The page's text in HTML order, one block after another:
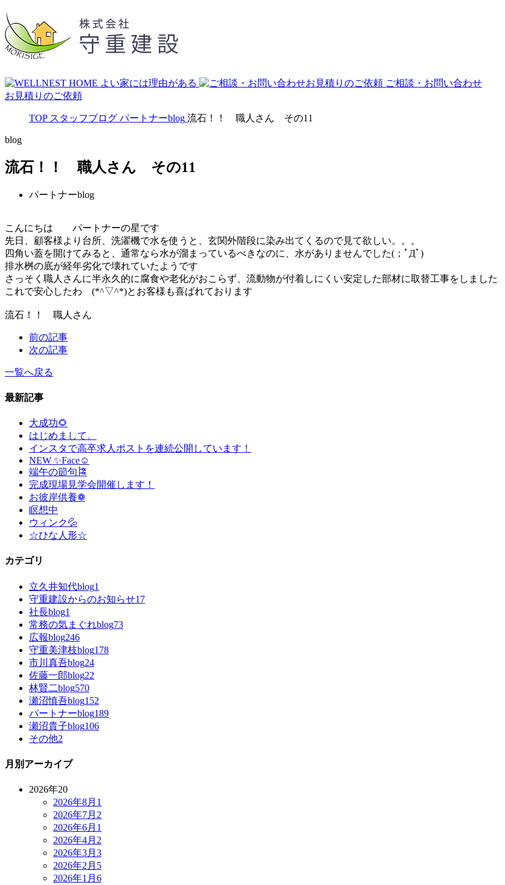
ご相談・お問い合わせ
お見積りのご依頼
TOP スタッフブログ パートナーblog 流石！！ 職人さん その11
blog
流石！！ 職人さん その11
パートナーblog
こんにちは パートナーの星です
先日、顧客様より台所、洗濯機で水を使うと、玄関外階段に染み出てくるので見て欲しい。。。
四角い蓋を開けてみると、通常なら水が溜まっているべきなのに、水がありませんでした(；ﾟДﾟ)
排水桝の底が経年劣化で壊れていたようです
さっそく職人さんに半永久的に腐食や老化がおこらず、流動物が付着しにくい安定した部材に取替工事をしました
これで安心したわ (*^▽^*)とお客様も喜ばれております
流石！！ 職人さん
前の記事
次の記事
一覧へ戻る
最新記事
大成功🌻
はじめまして。
インスタで高卒求人ポストを連続公開しています！
NEW ✨Face☺
端午の節句🎏
完成現場見学会開催します！
お彼岸供養❁
瞑想中
ウィンク💦
☆ひな人形☆
カテゴリ
立久井知代blog1
守重建設からのお知らせ17
社長blog1
常務の気まぐれblog73
広報blog246
守重美津枝blog178
市川真吾blog24
佐藤一郎blog22
林賢二blog570
瀬沼慎吾blog152
パートナーblog189
瀬沼貴子blog106
その他2
月別アーカイブ
2026年20
2026年8月 1
2026年7月 2
2026年6月 1
2026年4月 2
2026年3月 3
2026年2月 5
2026年1月 6